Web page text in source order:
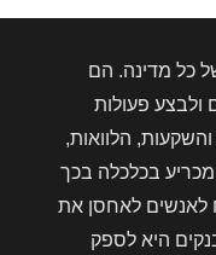
כל מדינה. הם
פעולות
הלוואות,
בכלכלה בכך
לאנשים לאחסן את
היא לספק